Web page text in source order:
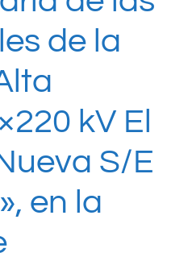
de la
kV El
S/E
en la